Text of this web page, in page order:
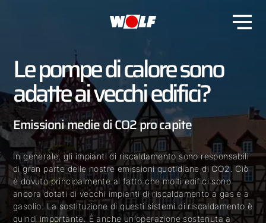
Le pompe di calore sono
adatte ai vecchi edifici?
Emissioni medie di CO2 pro capite
In generale, gli impianti di riscaldamento sono responsabili
di gran parte delle nostre emissioni quotidiane di CO2. Ciò
è dovuto principalmente al fatto che molti edifici sono
ancora dotati di vecchi impianti di riscaldamento a gas e a
gasolio. La sostituzione di questi sistemi di riscaldamento è
quindi importante. È anche un'operazione sostenuta a